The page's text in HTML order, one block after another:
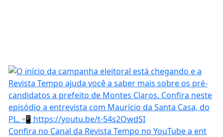
Confira no Canal da Revista Tempo no YouTube a ent